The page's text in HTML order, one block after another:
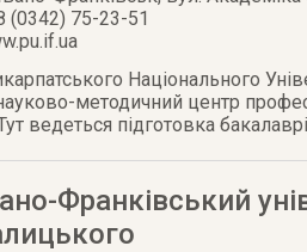
(0342) 75-23-51
Національного
методичний центр
ведеться підготовка
Франківський